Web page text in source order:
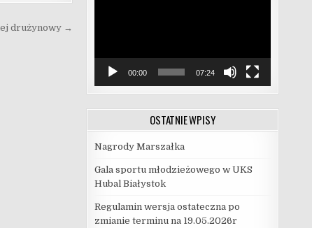
drużynowy →
00:00 07:24
OSTATNIE WPISY
Nagrody Marszałka
Gala sportu młodzieżowego w UKS
Hubal Białystok
Regulamin wersja ostateczna po
zmianie terminu na 19.05.2026r